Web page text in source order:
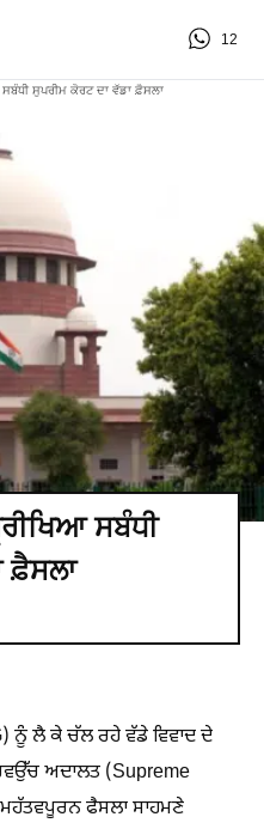
12
ਸੁਪਰੀਮ ਕੋਰਟ ਦਾ ਵੱਡਾ ਫ਼ੈਸਲਾ
ਸਬੰਧੀ
ਫ਼ੈਸਲਾ
ਨੂੰ ਲੈ ਕੇ ਚੱਲ ਰਹੇ ਵੱਡੇ ਵਿਵਾਦ ਦੇ
ਅਦਾਲਤ (Supreme
ਫੈਸਲਾ ਸਾਹਮਣੇ